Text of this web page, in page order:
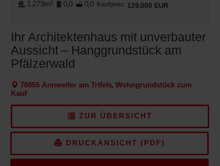
1.273m² 0,0 0,0 Kaufpreis: 129.000 EUR
Ihr Architektenhaus mit unverbauter
Aussicht – Hanggrundstück am
Pfälzerwald
76855 Annweiler am Trifels, Wohngrundstück zum
Kauf
ZUR ÜBERSICHT
DRUCKANSICHT (PDF)